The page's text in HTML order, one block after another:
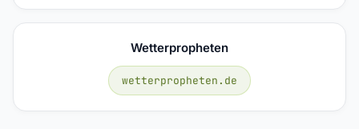
Wetterpropheten
wetterpropheten.de